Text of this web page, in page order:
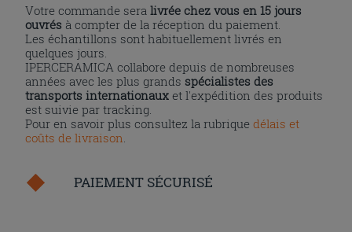
Votre commande seralivrée chez vous en 15 jours
ouvrés à compter de la réception du paiement.
Les échantillons sont habituellement livrés en
quelques jours.
IPERCERAMICA collabore depuis de nombreuses
années avec les plus grands spécialistes des
transports internationaux et l'expédition des produits
est suivie par tracking.
Pour en savoir plus consultez la rubriquedélais et
coûts de livraison
PAIEMENT SÉCURISÉ